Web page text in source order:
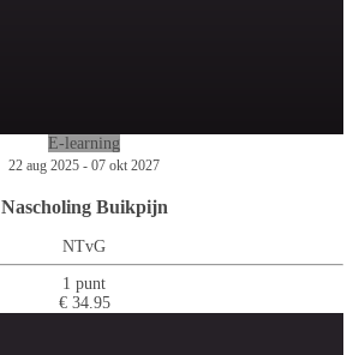
E-learning
22 aug 2025 - 07 okt 2027
Nascholing Buikpijn
NTvG
1 punt
€ 34.95